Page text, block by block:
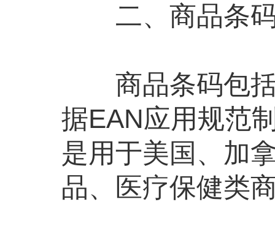
二、商品条码
商品条码包括
据EAN应用规范
是用于美国、加
品、医疗保健类